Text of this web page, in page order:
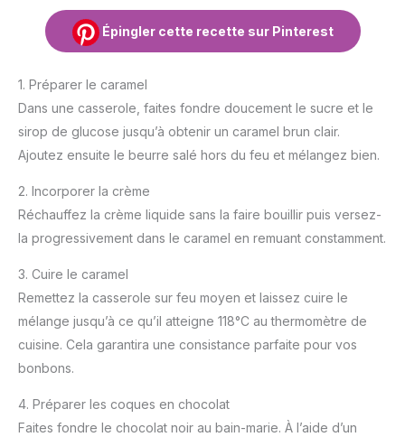
Épingler cette recette sur Pinterest
1. Préparer le caramel
Dans une casserole, faites fondre doucement le sucre et le
sirop de glucose jusqu’à obtenir un caramel brun clair.
Ajoutez ensuite le beurre salé hors du feu et mélangez bien.
2. Incorporer la crème
Réchauffez la crème liquide sans la faire bouillir puis versez-
la progressivement dans le caramel en remuant constamment.
3. Cuire le caramel
Remettez la casserole sur feu moyen et laissez cuire le
mélange jusqu’à ce qu’il atteigne 118°C au thermomètre de
cuisine. Cela garantira une consistance parfaite pour vos
bonbons.
4. Préparer les coques en chocolat
Faites fondre le chocolat noir au bain-marie. À l’aide d’un